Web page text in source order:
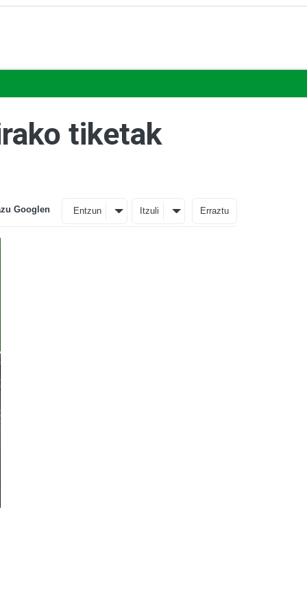
tiketak
Googlen Entzun Itzuli Erraztu